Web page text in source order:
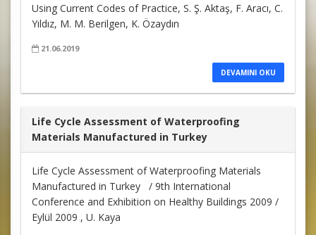
Using Current Codes of Practice, S. Ş. Aktaş, F. Aracı, C.
Yıldız, M. M. Berilgen, K. Özaydın
21.06.2019
DEVAMINI OKU
Life Cycle Assessment of Waterproofing
Materials Manufactured in Turkey
Life Cycle Assessment of Waterproofing Materials
Manufactured in Turkey / 9th International
Conference and Exhibition on Healthy Buildings 2009 /
Eylül 2009 , U. Kaya